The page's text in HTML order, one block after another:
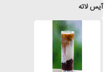
آیس لاته